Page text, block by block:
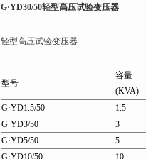
G·YD30/50轻型高压试验变压器
轻型高压试验变压器
型号
容量
(KVA)
G·YD1.5/50
1.5
G·YD3/50
3
G·YD5/50
5
G·YD10/50
10